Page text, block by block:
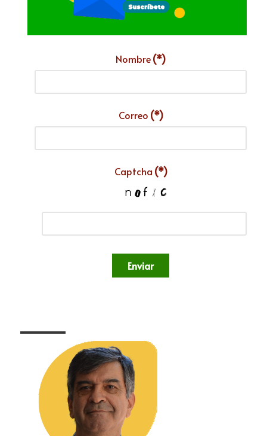
Nombre(*)
Correo (*)
Captcha (*)
Enviar